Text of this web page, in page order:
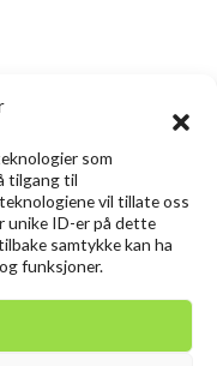
som
tilgang til
vil tillate oss
unike ID-er på dette
samtykke kan ha
funksjoner.
Linekapasitet(J-
BRAID)
0.37mm-150m